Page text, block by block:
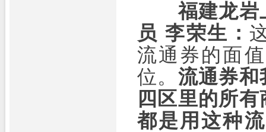
福建龙岩
员 李荣生：
流通券的面
位。 流通券和
四区里的所
都是用这种